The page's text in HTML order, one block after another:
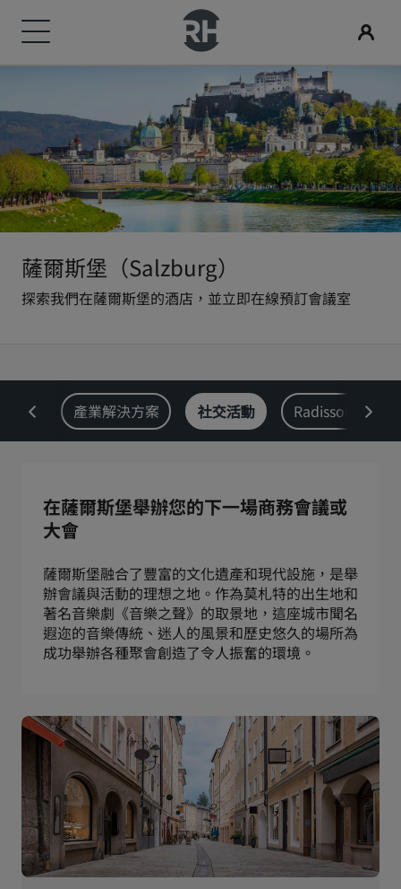
Radisson Hotels 品牌
Radisson Collection Radisson Blu
Park Plaza Park Inn by Radisson
Prize by Radisson Country Inn & Suites
中國區關聯品牌
Jin Jiang
目的地
度假酒店
機場酒店
探索 Radisson Meetings
預訂會議空間
活動目的地
搜尋航班
搜尋餐廳
Radisson Hotels APP
探索優惠折扣
首次預訂？
事先預訂
適合家庭的酒店
Rad Pets
環保酒店
商務旅客
造訪我們的部落格
Radisson Rewards
探索麗賞會
會員福利
如何賺取積分
薩爾斯堡（Salzburg）
探索我們在薩爾斯堡的酒店，並立即在線預訂會議室
產業解決方案 社交活動 Radisson
在薩爾斯堡舉辦您的下一場商務會議或
大會
薩爾斯堡融合了豐富的文化遺產和現代設施，是舉
辦會議與活動的理想之地。作為莫札特的出生地和
著名音樂劇《音樂之聲》的取景地，這座城市聞名
遐迩的音樂傳統、迷人的風景和歷史悠久的場所為
成功舉辦各種聚會創造了令人振奮的環境。